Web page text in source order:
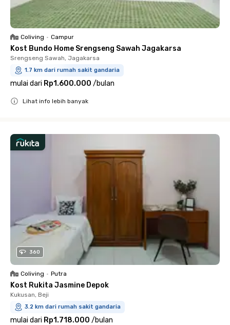
Coliving • Campur
Kost Bundo Home Srengseng Sawah Jagakarsa
Srengseng Sawah, Jagakarsa
1.7 km dari rumah sakit gandaria
mulai dari Rp1.600.000 /bulan
Lihat info lebih banyak
360
Coliving • Putra
Kost Rukita Jasmine Depok
Kukusan, Beji
3.2 km dari rumah sakit gandaria
mulai dari Rp1.718.000 /bulan